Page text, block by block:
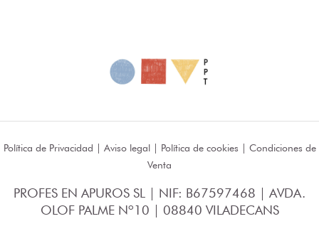
Política de Privacidad | Aviso legal| Política de cookies | Condiciones de
Venta
PROFES EN APUROS SL | NIF: B67597468 | AVDA.
OLOF PALME Nº10 | 08840 VILADECANS